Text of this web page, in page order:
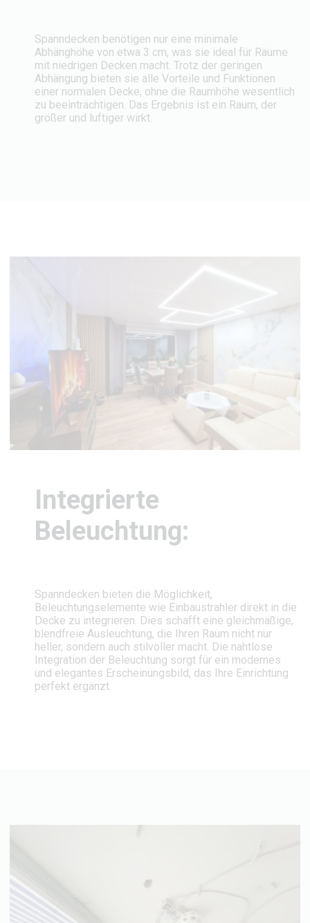
Spanndecken benötigen nur eine minimale
Abhänghöhe von etwa 3 cm, was sie ideal für Räume
mit niedrigen Decken macht. Trotz der geringen
Abhängung bieten sie alle Vorteile und Funktionen
einer normalen Decke, ohne die Raumhöhe wesentlich
zu beeinträchtigen. Das Ergebnis ist ein Raum, der
größer und luftiger wirkt.
Integrierte
Beleuchtung:
Spanndecken bieten die Möglichkeit,
Beleuchtungselemente wie Einbaustrahler direkt in die
Decke zu integrieren. Dies schafft eine gleichmäßige,
blendfreie Ausleuchtung, die Ihren Raum nicht nur
heller, sondern auch stilvoller macht. Die nahtlose
Integration der Beleuchtung sorgt für ein modernes
und elegantes Erscheinungsbild, das Ihre Einrichtung
perfekt ergänzt.